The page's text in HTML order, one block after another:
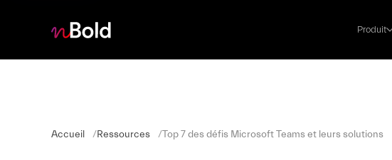
Produit
Accueil Ressources Top 7 des défis Microsoft Teams et leurs solutions